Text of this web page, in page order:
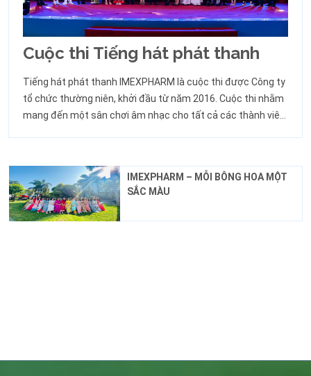
Cuộc thi Tiếng hát phát thanh
Tiếng hát phát thanh IMEXPHARM là cuộc thi được Công ty
tổ chức thường niên, khởi đầu từ năm 2016. Cuộc thi nhằm
mang đến một sân chơi âm nhạc cho tất cả các thành viên,
IMEXPHARM – MỖI BÔNG HOA MỘT
SẮC MÀU